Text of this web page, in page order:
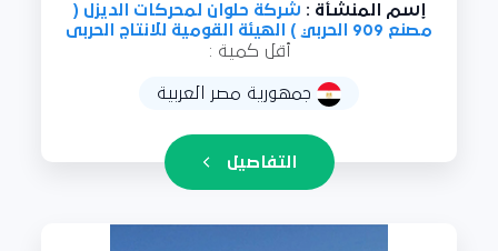
إسم المنشأة : شركة حلوان لمحركات الديزل (
مصنع 909 الحربي ) الهيئة القومية للانتاج الحربى
أقل كمية :
جمهورية مصر العربية
التفاصيل